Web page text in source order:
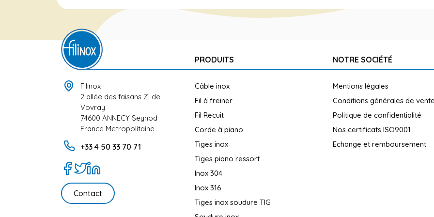
Filinox
2 allée des faisans ZI de
Vovray
74600 ANNECY Seynod
France Metropolitaine
+33 4 50 33 70 71
Contact
PRODUITS
Câble inox
Fil à freiner
Fil Recuit
Corde à piano
Tiges inox
Tiges piano ressort
Inox 304
Inox 316
Tiges inox soudure TIG
NOTRE SOCIÉTÉ
Mentions légales
Conditions générales de
Politique de confidentialité
Nos certificats ISO9001
Echange et remboursement